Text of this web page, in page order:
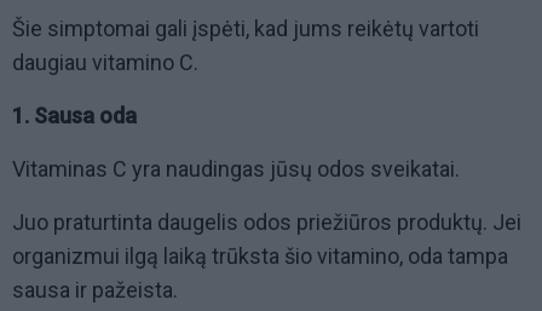
Šie simptomai gali įspėti, kad jums reikėtų vartoti
daugiau vitamino C.
1. Sausa oda
Vitaminas C yra naudingas jūsų odos sveikatai.
Juo praturtinta daugelis odos priežiūros produktų. Jei
organizmui ilgą laiką trūksta šio vitamino, oda tampa
sausa ir pažeista.